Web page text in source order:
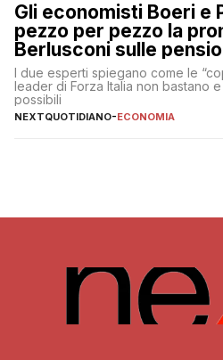
Gli economisti Boeri e
pezzo per pezzo la
Berlusconi sulle
I due esperti spiegano come le
leader di Forza Italia non bastano
possibili
NEXTQUOTIDIANO-ECONOMIA